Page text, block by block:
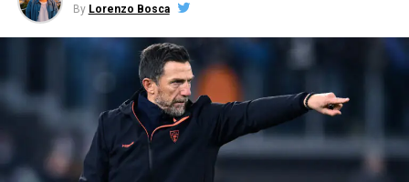
By Lorenzo Bosca